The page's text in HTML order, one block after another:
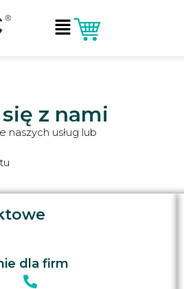
z nami
naszych usług lub
dla firm